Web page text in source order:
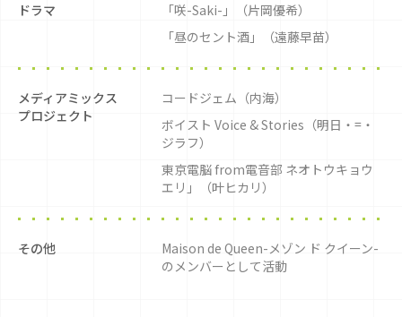
ドラマ
「咲-Saki-」（片岡優希）
「昼のセント酒」（遠藤早苗）
メディアミックス
プロジェクト
コードジェム（内海）
ボイスト Voice & Stories（明日・=・
ジラフ）
東京電脳 from電音部 ネオトウキョウ
エリ」（叶ヒカリ）
その他
Maison de Queen-メゾン ド クイーン-
のメンバーとして活動